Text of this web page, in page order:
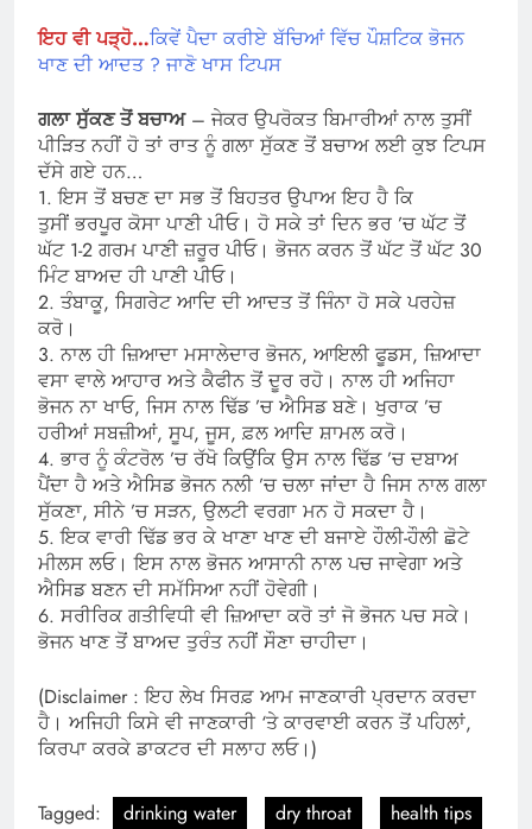
ਇਹ ਵੀ ਪੜ੍ਹੋ…ਕਿਵੇਂ ਪੈਦਾ ਕਰੀਏ ਬੱਚਿਆਂ ਵਿੱਚ ਪੌਸ਼ਟਿਕ ਭੋਜਨ
ਖਾਣ ਦੀ ਆਦਤ ? ਜਾਣੋ ਖਾਸ ਟਿਪਸ
ਗਲਾ ਸੁੱਕਣ ਤੋਂ ਬਚਾਅ– ਜੇਕਰ ਉਪਰੋਕਤ ਬਿਮਾਰੀਆਂ ਨਾਲ ਤੁਸੀਂ
ਪੀੜਿਤ ਨਹੀਂ ਹੋ ਤਾਂ ਰਾਤ ਨੂੰ ਗਲਾ ਸੁੱਕਣ ਤੋਂ ਬਚਾਅ ਲਈ ਕੁਝ ਟਿਪਸ
ਦੱਸੇ ਗਏ ਹਨ…
1. ਇਸ ਤੋਂ ਬਚਣ ਦਾ ਸਭ ਤੋਂ ਬਿਹਤਰ ਉਪਾਅ ਇਹ ਹੈ ਕਿ
ਤੁਸੀਂ ਭਰਪੂਰ ਕੋਸਾ ਪਾਣੀ ਪੀਓ। ਹੋ ਸਕੇ ਤਾਂ ਦਿਨ ਭਰ ’ਚ ਘੱਟ ਤੋਂ
ਘੱਟ 1-2 ਗਰਮ ਪਾਣੀ ਜ਼ਰੂਰ ਪੀਓ। ਭੋਜਨ ਕਰਨ ਤੋਂ ਘੱਟ ਤੋਂ ਘੱਟ 30
ਮਿੰਟ ਬਾਅਦ ਹੀ ਪਾਣੀ ਪੀਓ।
2. ਤੰਬਾਕੂ, ਸਿਗਰੇਟ ਆਦਿ ਦੀ ਆਦਤ ਤੋਂ ਜਿੰਨਾ ਹੋ ਸਕੇ ਪਰਹੇਜ਼
ਕਰੋ।
3. ਨਾਲ ਹੀ ਜ਼ਿਆਦਾ ਮਸਾਲੇਦਾਰ ਭੋਜਨ, ਆਇਲੀ ਫੂਡਸ, ਜ਼ਿਆਦਾ
ਵਸਾ ਵਾਲੇ ਆਹਾਰ ਅਤੇ ਕੈਫੀਨ ਤੋਂ ਦੂਰ ਰਹੋ। ਨਾਲ ਹੀ ਅਜਿਹਾ
ਭੋਜਨ ਨਾ ਖਾਓ, ਜਿਸ ਨਾਲ ਢਿੱਡ ’ਚ ਐਸਿਡ ਬਣੇ। ਖੁਰਾਕ ’ਚ
ਹਰੀਆਂ ਸਬਜ਼ੀਆਂ, ਸੂਪ, ਜੂਸ, ਫ਼ਲ ਆਦਿ ਸ਼ਾਮਲ ਕਰੋ।
4. ਭਾਰ ਨੂੰ ਕੰਟਰੋਲ ’ਚ ਰੱਖੋ ਕਿਉਂਕਿ ਉਸ ਨਾਲ ਢਿੱਡ ’ਚ ਦਬਾਅ
ਪੈਂਦਾ ਹੈ ਅਤੇ ਐਸਿਡ ਭੋਜਨ ਨਲੀ ’ਚ ਚਲਾ ਜਾਂਦਾ ਹੈ ਜਿਸ ਨਾਲ ਗਲਾ
ਸੁੱਕਣਾ, ਸੀਨੇ ’ਚ ਸੜਨ, ਉਲਟੀ ਵਰਗਾ ਮਨ ਹੋ ਸਕਦਾ ਹੈ।
5. ਇਕ ਵਾਰੀ ਢਿੱਡ ਭਰ ਕੇ ਖਾਣਾ ਖਾਣ ਦੀ ਬਜਾਏ ਹੌਲੀ-ਹੌਲੀ ਛੋਟੇ
ਮੀਲਸ ਲਓ। ਇਸ ਨਾਲ ਭੋਜਨ ਆਸਾਨੀ ਨਾਲ ਪਚ ਜਾਵੇਗਾ ਅਤੇ
ਐਸਿਡ ਬਣਨ ਦੀ ਸਮੱਸਿਆ ਨਹੀਂ ਹੋਵੇਗੀ।
6. ਸਰੀਰਿਕ ਗਤੀਵਿਧੀ ਵੀ ਜ਼ਿਆਦਾ ਕਰੋ ਤਾਂ ਜੋ ਭੋਜਨ ਪਚ ਸਕੇ।
ਭੋਜਨ ਖਾਣ ਤੋਂ ਬਾਅਦ ਤੁਰੰਤ ਨਹੀਂ ਸੌਣਾ ਚਾਹੀਦਾ।
(Disclaimer : ਇਹ ਲੇਖ ਸਿਰਫ਼ ਆਮ ਜਾਣਕਾਰੀ ਪ੍ਰਦਾਨ ਕਰਦਾ
ਹੈ। ਅਜਿਹੀ ਕਿਸੇ ਵੀ ਜਾਣਕਾਰੀ ‘ਤੇ ਕਾਰਵਾਈ ਕਰਨ ਤੋਂ ਪਹਿਲਾਂ,
ਕਿਰਪਾ ਕਰਕੇ ਡਾਕਟਰ ਦੀ ਸਲਾਹ ਲਓ।)
Tagged: drinking water dry throat health tips